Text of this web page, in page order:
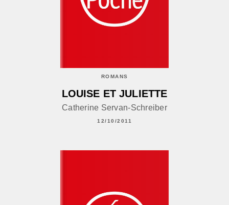
ROMANS
LOUISE ET JULIETTE
Catherine Servan-Schreiber
12/10/2011